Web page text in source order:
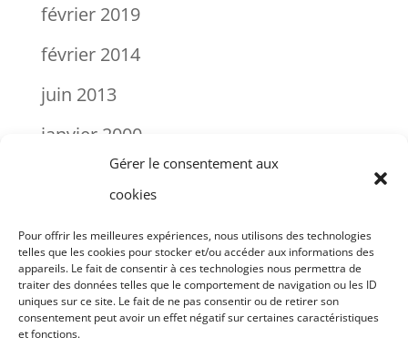
Gérer le consentement aux
cookies
Pour offrir les meilleures expériences, nous utilisons des technologies
telles que les cookies pour stocker et/ou accéder aux informations des
appareils. Le fait de consentir à ces technologies nous permettra de
traiter des données telles que le comportement de navigation ou les ID
uniques sur ce site. Le fait de ne pas consentir ou de retirer son
consentement peut avoir un effet négatif sur certaines caractéristiques
et fonctions.
février 2019
février 2014
juin 2013
janvier 2000
Instagram
Mentions légales
Déclaration de confidentialité
Politique de cookies (UE)
Tableau de bord User FE